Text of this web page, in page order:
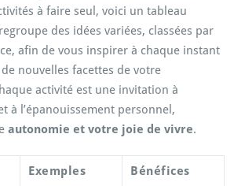
à faire seul, voici un tableau
des idées variées, classées par
afin de vous inspirer à chaque instant
nouvelles facettes de votre
activité est une invitation à
à l’épanouissement personnel,
autonomie et votre joie de vivre.
Exemples
Bénéfices